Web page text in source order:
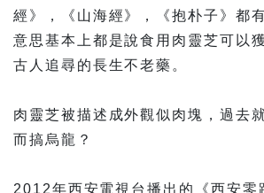
經》，《山海經》，《抱朴子》都
意思基本上都是說食用肉靈芝可以
古人追尋的長生不老藥。
肉靈芝被描述成外觀似肉塊，過去
而搞烏龍？
2012年西安電視台播出的《西安零